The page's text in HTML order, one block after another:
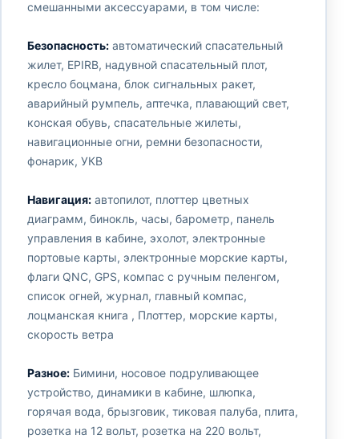
смешанными аксессуарами, в том числе:
Безопасность:автоматический спасательный
жилет, EPIRB, надувной спасательный плот,
кресло боцмана, блок сигнальных ракет,
аварийный румпель, аптечка, плавающий свет,
конская обувь, спасательные жилеты,
навигационные огни, ремни безопасности,
фонарик, УКВ
Навигация:автопилот, плоттер цветных
диаграмм, бинокль, часы, барометр, панель
управления в кабине, эхолот, электронные
портовые карты, электронные морские карты,
флаги QNC, GPS, компас с ручным пеленгом,
список огней, журнал, главный компас,
лоцманская книга , Плоттер, морские карты,
скорость ветра
Разное:Бимини, носовое подруливающее
устройство, динамики в кабине, шлюпка,
горячая вода, брызговик, тиковая палуба, плита,
розетка на 12 вольт, розетка на 220 вольт,